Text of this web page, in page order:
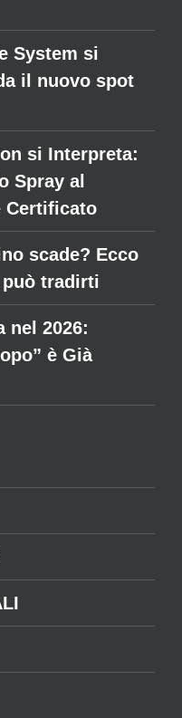
System si
il nuovo spot
si Interpreta:
Spray al
Certificato
scade? Ecco
tradirti
nel 2026:
è Già